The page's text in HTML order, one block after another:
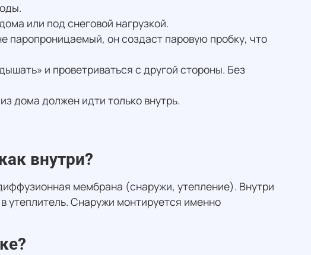
или под снеговой нагрузкой.
паропроницаемый, он создаст паровую пробку, что
и проветриваться с другой стороны. Без
дома должен идти только внутрь.
внутри?
мембрана (снаружи, утепление). Внутри
утеплитель. Снаружи монтируется именно